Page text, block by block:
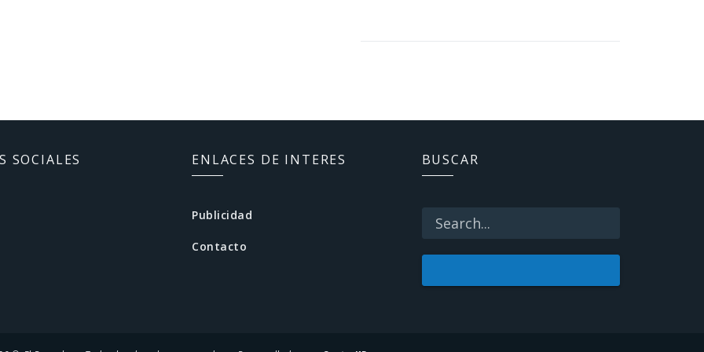
SOCIALES ENLACES DE INTERES
Publicidad
Contacto
BUSCAR